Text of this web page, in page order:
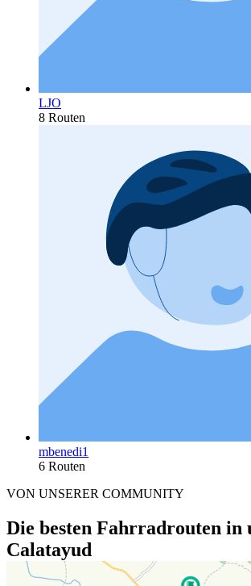
LJO
8 Routen
mbenedi1
6 Routen
VON UNSERER COMMUNITY
Die besten Fahrradrouten in
Calatayud